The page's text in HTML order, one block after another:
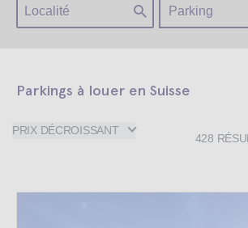
Appartements /
/
Projets neufs
Gérance
Biens
Parking
Parkings à louer en Suisse
428
PRIX DÉCROISSANT